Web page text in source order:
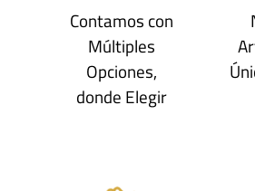
Contamos con
Múltiples
Opciones,
donde Elegir